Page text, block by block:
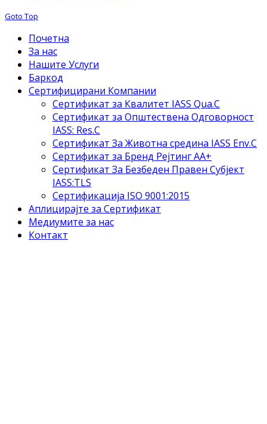
Goto Top
Почетна
За нас
Нашите Услуги
Баркод
Сертифицирани Компании
Сертификат за Квалитет IASS Qua.C
Сертификат за Општествена Одговорност
IASS: Res.C
Сертификат За Животна средина IASS Env.C
Сертификат за Бренд Рејтинг АА+
Сертификат За Безбеден Правен Субјект
IASS:TLS
Сертификација ISO 9001:2015
Аплицирајте за Сертификат
Медиумите за нас
Контакт